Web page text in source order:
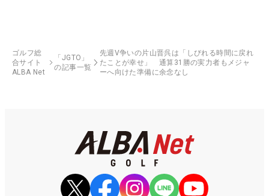
ゴルフ総
合サイト
ALBA Net
「JGTO」
の記事一覧
先週V争いの片山晋呉は「しびれる時間に戻れ
たことが幸せ」 通算31勝の実力者もメジャ
ーへ向けた準備に余念なし